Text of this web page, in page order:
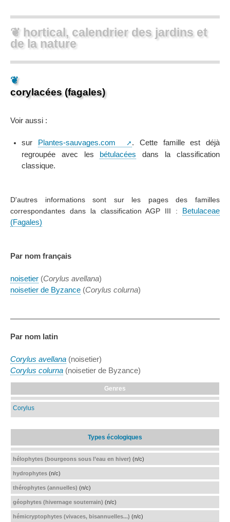
❦ hortical, calendrier des jardins et
de la nature
❦
corylacées (fagales)
Voir aussi :
sur Plantes-sauvages.com
. Cette famille est déjà
regroupée avec les bétulacées dans la classification
classique.
D'autres informations sont sur les pages des familles
correspondantes dans la classification AGP III :
Betulaceae
(Fagales)
Par nom français
noisetier (Corylus avellana)
noisetier de Byzance (Corylus colurna)
Par nom latin
Corylus avellana (noisetier)
Corylus colurna (noisetier de Byzance)
Genres
Corylus
Types écologiques
hélophytes (bourgeons sous l’eau en hiver) (n/c)
hydrophytes (n/c)
thérophytes (annuelles) (n/c)
géophytes (hivernage souterrain) (n/c)
hémicryptophytes (vivaces, bisannuelles...) (n/c)